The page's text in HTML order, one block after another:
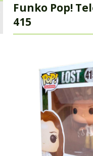
Funko Pop!
415